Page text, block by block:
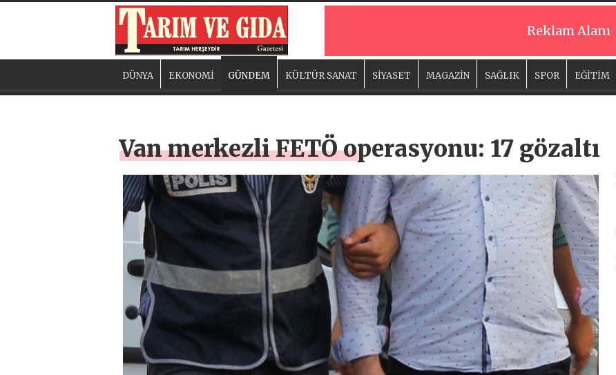
Reklam Alanı
DÜNYA EKONOMİ GÜNDEM KÜLTÜR SANAT SİYASET MAGAZİN SAĞLIK SPOR EĞİTİM
Van merkezli FETÖ operasyonu: 17 gözaltı